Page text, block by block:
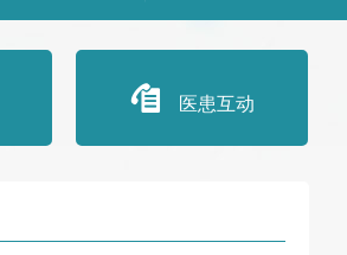
医患互动